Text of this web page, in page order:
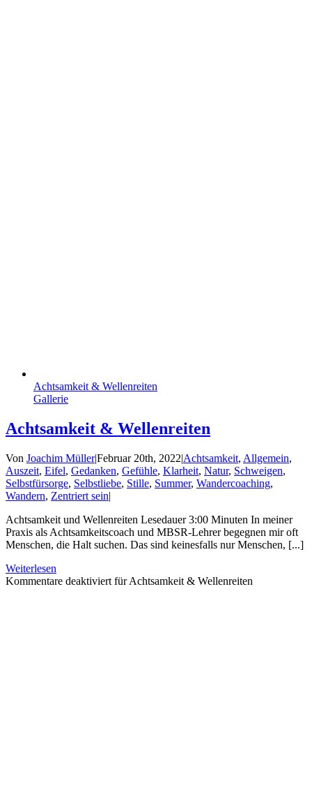
Achtsamkeit & Wellenreiten
Gallerie
Achtsamkeit & Wellenreiten
Von Joachim Müller|Februar 20th, 2022|Achtsamkeit, Allgemein,
Auszeit, Eifel, Gedanken, Gefühle, Klarheit, Natur, Schweigen,
Selbstfürsorge, Selbstliebe, Stille, Summer, Wandercoaching,
Wandern, Zentriert sein|
Achtsamkeit und Wellenreiten Lesedauer 3:00 Minuten In meiner
Praxis als Achtsamkeitscoach und MBSR-Lehrer begegnen mir oft
Menschen, die Halt suchen. Das sind keinesfalls nur Menschen, [...]
Weiterlesen
Kommentare deaktiviert für Achtsamkeit & Wellenreiten